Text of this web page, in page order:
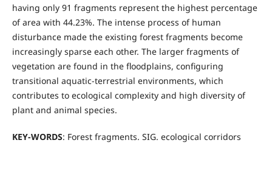
having only 91 fragments represent the highest percentage
of area with 44.23%. The intense process of human
disturbance made the existing forest fragments become
increasingly sparse each other. The larger fragments of
vegetation are found in the floodplains, configuring
transitional aquatic-terrestrial environments, which
contributes to ecological complexity and high diversity of
plant and animal species.
KEY-WORDS: Forest fragments. SIG. ecological corridors